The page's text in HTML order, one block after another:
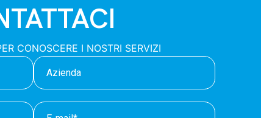
CONOSCERE I NOSTRI SERVIZI